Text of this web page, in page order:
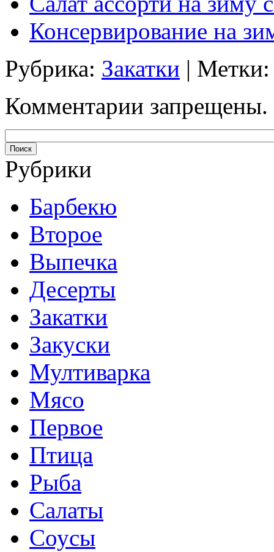
Консервирование на
Рубрика: Закатки |
Комментарии запрещены.
Рубрики
Барбекю
Второе
Выпечка
Десерты
Закатки
Закуски
Мултиварка
Мясо
Первое
Птица
Рыба
Салаты
Соусы